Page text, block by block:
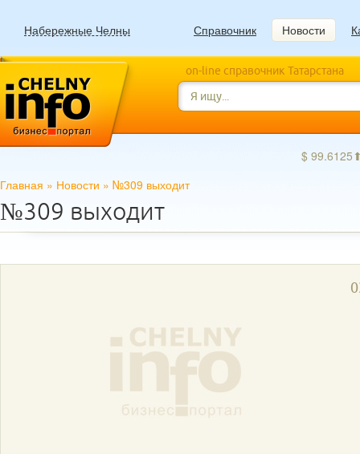
Набережные Челны Справочник Новости
on-line справочник Татарстана
$
Главная » Новости » №309 выходит
№309 выходит